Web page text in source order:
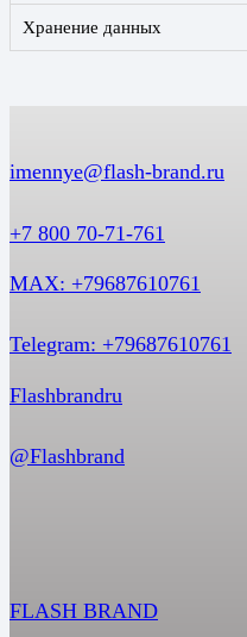
Хранение данных
imennye@flash-brand.ru
+7 800 70-71-761
MAX: +79687610761
Telegram: +79687610761
Flashbrandru
@Flashbrand
FLASH BRAND